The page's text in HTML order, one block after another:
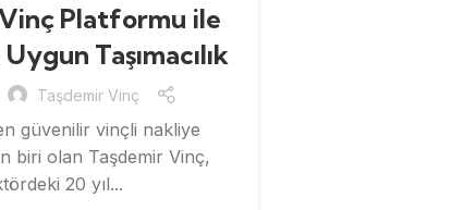
Platformu ile
Taşımacılık
Taşdemir Vinç
güvenilir vinçli nakliye
biri olan Taşdemir Vinç,
20 yıl...